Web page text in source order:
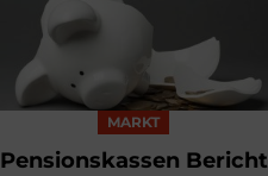
MARKT
Pensionskassen Bericht